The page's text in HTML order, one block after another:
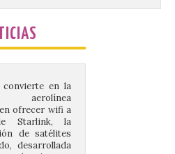
en la
Starlink, la
de satélites
desarrollada
de esta
compromiso
[…]